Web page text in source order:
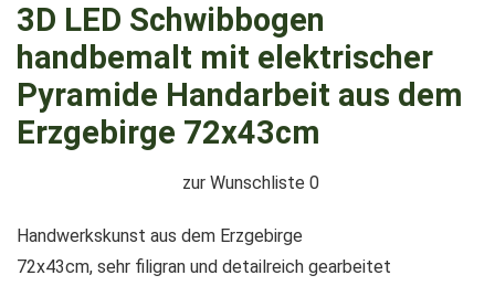
3D LED Schwibbogen
handbemalt mit elektrischer
Pyramide Handarbeit aus dem
Erzgebirge 72x43cm
zur Wunschliste 0
Handwerkskunst aus dem Erzgebirge
72x43cm, sehr filigran und detailreich gearbeitet